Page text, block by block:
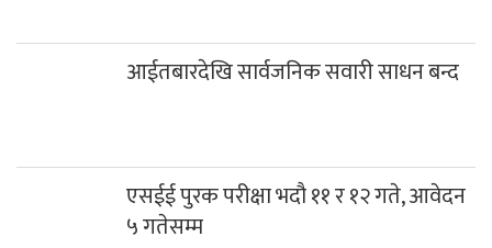
आईतबारदेखि सार्वजनिक सवारी साधन बन्द
एसईई पुरक परीक्षा भदौ ११ र १२ गते, आवेदन
५ गतेसम्म